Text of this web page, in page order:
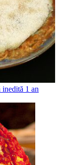
inedită 1 an